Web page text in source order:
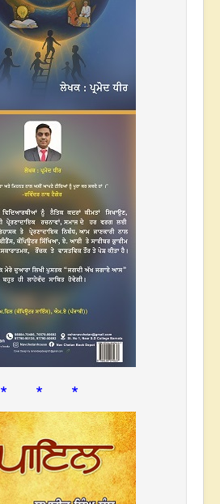
* * *